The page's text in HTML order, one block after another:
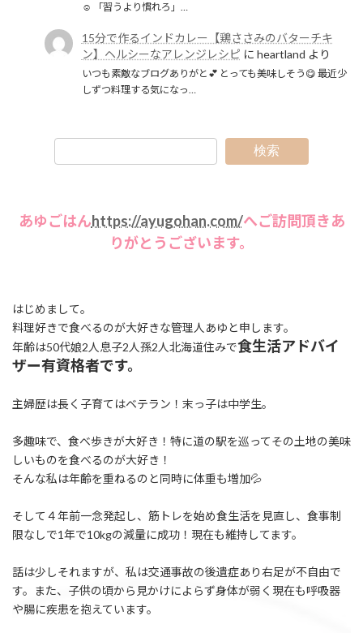
☺️ 「習うより慣れろ」…
15分で作るインドカレー【鶏ささみのバターチキ
ン】ヘルシーなアレンジレシピ に heartland より
いつも素敵なブログありがと💕 とっても美味しそう😋 最近少
しずつ料理する気になっ…
検索
あゆごはんhttps://ayugohan.com/へご訪問頂きあ
りがとうございます。
はじめまして。
料理好きで食べるのが大好きな管理人あゆと申します。
年齢は50代娘2人息子2人孫2人北海道住みで食生活アドバイ
ザー有資格者です。
主婦歴は長く子育てはベテラン！末っ子は中学生。
多趣味で、食べ歩きが大好き！特に道の駅を巡ってその土地の美味
しいものを食べるのが大好き！
そんな私は年齢を重ねるのと同時に体重も増加💦
そして４年前一念発起し、筋トレを始め食生活を見直し、食事制
限なしで1年で10kgの減量に成功！現在も維持してます。
話は少しそれますが、私は交通事故の後遺症あり右足が不自由で
す。また、子供の頃から見かけによらず身体が弱く現在も呼吸器
や腸に疾患を抱えています。